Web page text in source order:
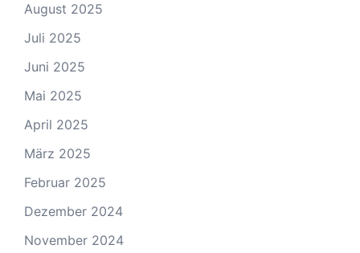
August 2025
Juli 2025
Juni 2025
Mai 2025
April 2025
März 2025
Februar 2025
Dezember 2024
November 2024